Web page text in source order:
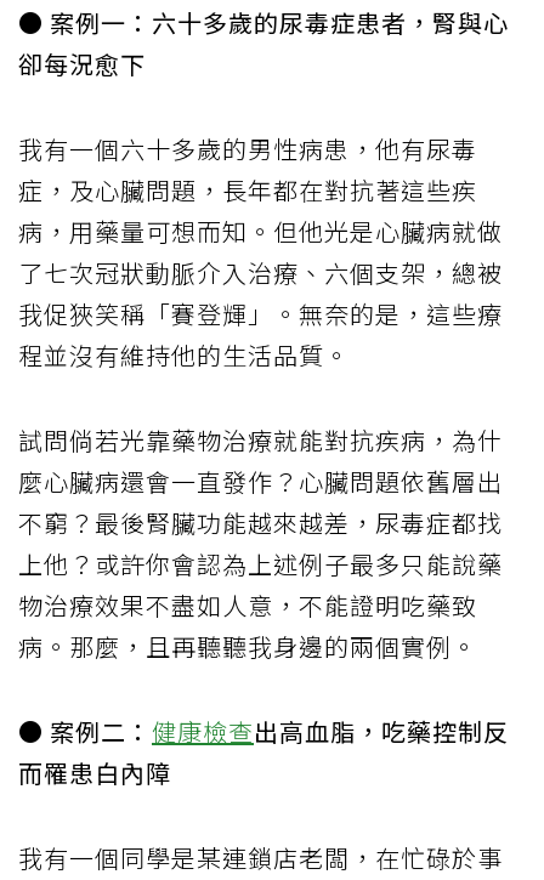
● 案例一：六十多歲的尿毒症患者，腎與心
卻每況愈下
我有一個六十多歲的男性病患，他有尿毒
症，及心臟問題，長年都在對抗著這些疾
病，用藥量可想而知。但他光是心臟病就做
了七次冠狀動脈介入治療、六個支架，總被
我促狹笑稱「賽登輝」。無奈的是，這些療
程並沒有維持他的生活品質。
試問倘若光靠藥物治療就能對抗疾病，為什
麼心臟病還會一直發作？心臟問題依舊層出
不窮？最後腎臟功能越來越差，尿毒症都找
上他？或許你會認為上述例子最多只能說藥
物治療效果不盡如人意，不能證明吃藥致
病。那麼，且再聽聽我身邊的兩個實例。
● 案例二： 健康檢查出高血脂，吃藥控制反
而罹患白內障
我有一個同學是某連鎖店老闆，在忙碌於事